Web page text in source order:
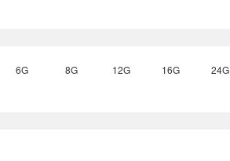
6G 8G 12G 16G 24G